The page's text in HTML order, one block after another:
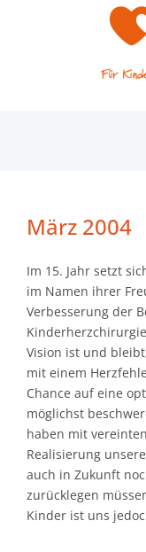
März 2004
Im 15. Jahr setzt
im Namen ihrer
Verbesserung der
Vision ist und
mit einem
Chance auf eine
möglichst
haben mit
Realisierung
auch in Zukunft
zurücklegen
Kinder ist uns